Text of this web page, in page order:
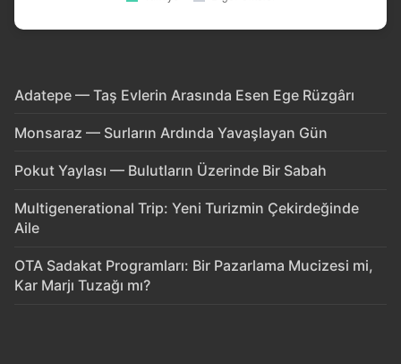
Adatepe — Taş Evlerin Arasında Esen Ege Rüzgârı
Monsaraz — Surların Ardında Yavaşlayan Gün
Pokut Yaylası — Bulutların Üzerinde Bir Sabah
Multigenerational Trip: Yeni Turizmin Çekirdeğinde
Aile
OTA Sadakat Programları: Bir Pazarlama Mucizesi mi,
Kar Marjı Tuzağı mı?